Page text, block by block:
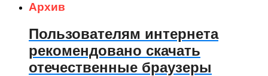
Архив
Пользователям интернета
рекомендовано скачать
отечественные браузеры